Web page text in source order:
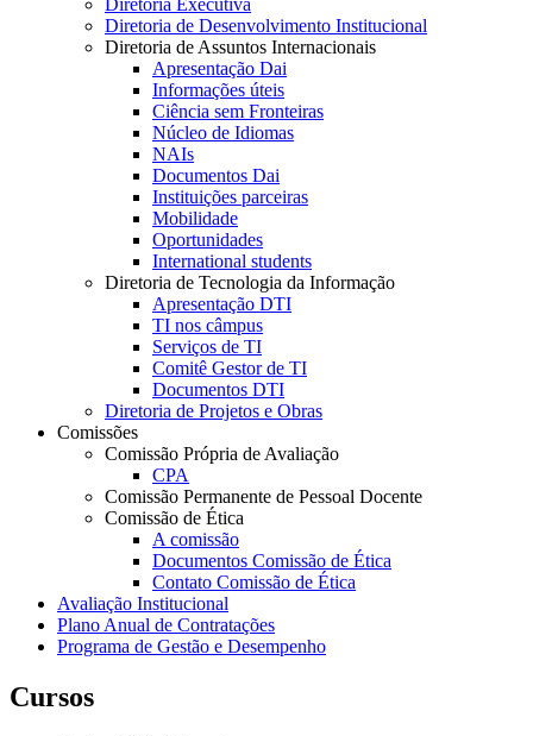
Diretoria Executiva
Diretoria de Desenvolvimento Institucional
Diretoria de Assuntos Internacionais
Apresentação Dai
Informações úteis
Ciência sem Fronteiras
Núcleo de Idiomas
NAIs
Documentos Dai
Instituições parceiras
Mobilidade
Oportunidades
International students
Diretoria de Tecnologia da Informação
Apresentação DTI
TI nos câmpus
Serviços de TI
Comitê Gestor de TI
Documentos DTI
Diretoria de Projetos e Obras
Comissões
Comissão Própria de Avaliação
CPA
Comissão Permanente de Pessoal Docente
Comissão de Ética
A comissão
Documentos Comissão de Ética
Contato Comissão de Ética
Avaliação Institucional
Plano Anual de Contratações
Programa de Gestão e Desempenho
Cursos